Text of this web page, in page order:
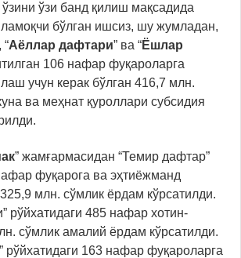
ўзи банд қилиш мақсадида
бўлган ишсиз, шу жумладан,
“Аёллар дафтари” ва “Ёшлар
106 нафар фуқароларга
учун керак бўлган 416,7 млн.
ва меҳнат қуроллари субсидия
” жамғармасидан “Темир дафтар”
фуқарога ва эҳтиёжманд
млн. сўмлик ёрдам кўрсатилди.
рўйхатидаги 485 нафар хотин-
сўмлик амалий ёрдам кўрсатилди.
рўйхатидаги 163 нафар фуқароларга